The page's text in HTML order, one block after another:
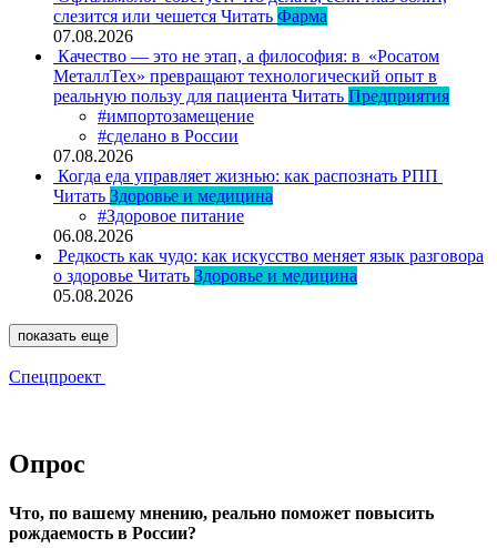
слезится или чешется Читать Фарма
07.08.2026
Качество — это не этап, а философия: в «Росатом
МеталлТех» превращают технологический опыт в
реальную пользу для пациента Читать Предприятия
#импортозамещение
#сделано в России
07.08.2026
Когда еда управляет жизнью: как распознать РПП
Читать Здоровье и медицина
#Здоровое питание
06.08.2026
Редкость как чудо: как искусство меняет язык разговора
о здоровье Читать Здоровье и медицина
05.08.2026
показать еще
Спецпроект
Опрос
Что, по вашему мнению, реально поможет повысить
рождаемость в России?